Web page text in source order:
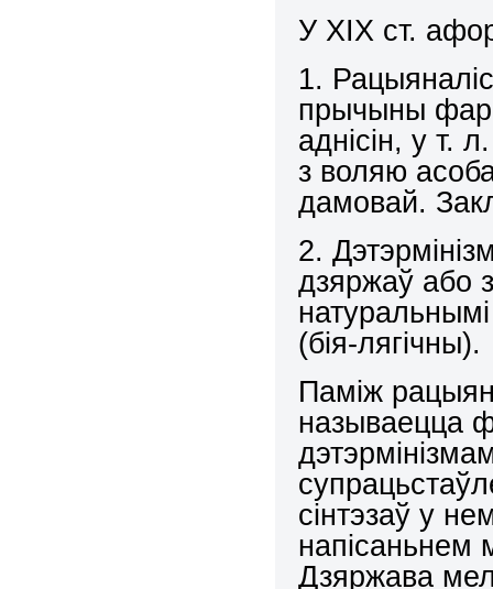
У ХІХ ст.
1.
прычыны
аднісін, у т.
з воляю
дамовай.
2.
дзяржаў або
(бія-лягічны).
Паміж
называецца
сінтэзаў у
напісаньнем
Дзяржава